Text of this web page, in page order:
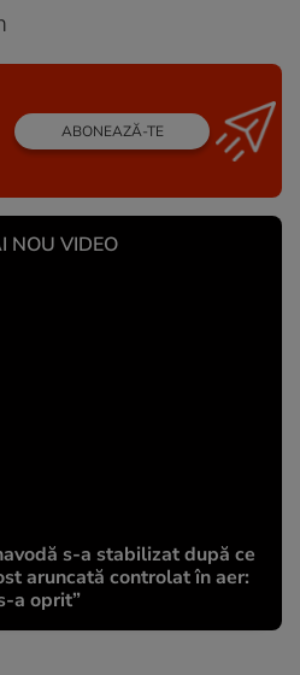
ABONEAZĂ-TE
NOU VIDEO
s-a stabilizat după ce
aruncată controlat în aer:
a oprit”